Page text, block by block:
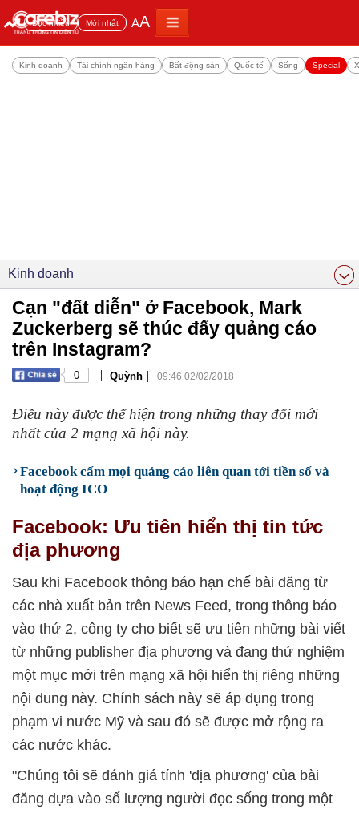
Đọc nhiều Mới nhất AA
Kinh doanh Tài chính ngân hàng Bất động sản Quốc tế Sống Special
Kinh doanh
Cạn "đất diễn" ở Facebook, Mark
Zuckerberg sẽ thúc đẩy quảng cáo
trên Instagram?
0 | Quỳnh | 09:46 02/02/2018
Điều này được thể hiện trong những thay đổi mới
nhất của 2 mạng xã hội này.
Facebook cấm mọi quảng cáo liên quan tới tiền số và
hoạt động ICO
Facebook: Ưu tiên hiển thị tin tức
địa phương
Sau khi Facebook thông báo hạn chế bài đăng từ
các nhà xuất bản trên News Feed, trong thông báo
vào thứ 2, công ty cho biết sẽ ưu tiên những bài viết
từ những publisher địa phương và đang thử nghiệm
một mục mới trên mạng xã hội hiển thị riêng những
nội dung này. Chính sách này sẽ áp dụng trong
phạm vi nước Mỹ và sau đó sẽ được mở rộng ra
các nước khác.
"Chúng tôi sẽ đánh giá tính 'địa phương' của bài
đăng dựa vào số lượng người đọc sống trong một